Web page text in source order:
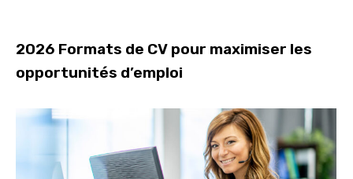
2026 Formats de CV pour maximiser les
opportunités d’emploi